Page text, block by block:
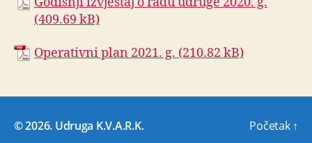
Operativni plan 2021. g.
© 2026. Udruga K.V.A.R.K.
Početak ↑